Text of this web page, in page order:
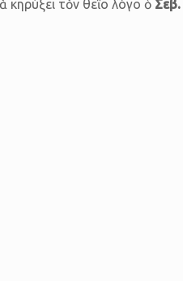
κηρύξει τὸν θεῖο λόγο ὁ Σεβ.